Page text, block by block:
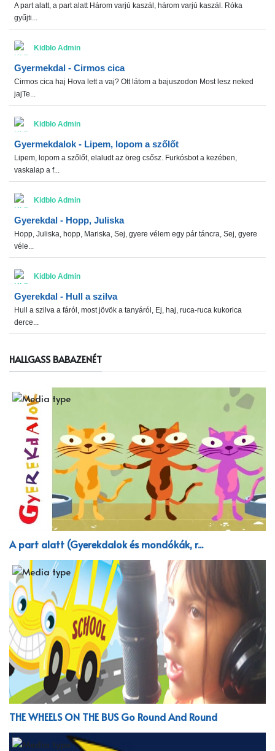
A part alatt, a part alatt Három varjú kaszál, három varjú kaszál. Róka
gyűjti...
Kidblo Admin
Gyermekdal - Cirmos cica
Cirmos cica haj Hova lett a vaj? Ott látom a bajuszodon Most lesz neked
jajTe...
Kidblo Admin
Gyermekdalok - Lipem, lopom a szőlőt
Lipem, lopom a szőlőt, elaludt az öreg csősz. Furkósbot a kezében,
vaskalap a f...
Kidblo Admin
Gyerekdal - Hopp, Juliska
Hopp, Juliska, hopp, Mariska, Sej, gyere vélem egy pár táncra, Sej, gyere
véle...
Kidblo Admin
Gyerekdal - Hull a szilva
Hull a szilva a fáról, most jövök a tanyáról, Ej, haj, ruca-ruca kukorica
derce...
HALLGASS BABAZENÉT
A part alatt (Gyerekdalok és mondókák, r...
THE WHEELS ON THE BUS Go Round And Round